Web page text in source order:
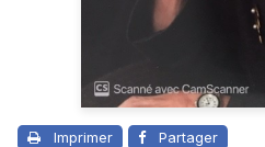
Imprimer Partager